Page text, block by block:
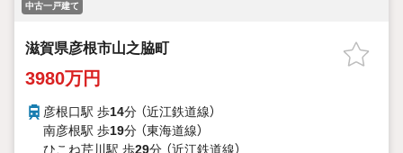
中古一戸建て
滋賀県彦根市山之脇町
3980万円
彦根口駅 歩14分 （近江鉄道線）
南彦根駅 歩19分 （東海道線）
ひこね芹川駅 歩29分 （近江鉄道線）